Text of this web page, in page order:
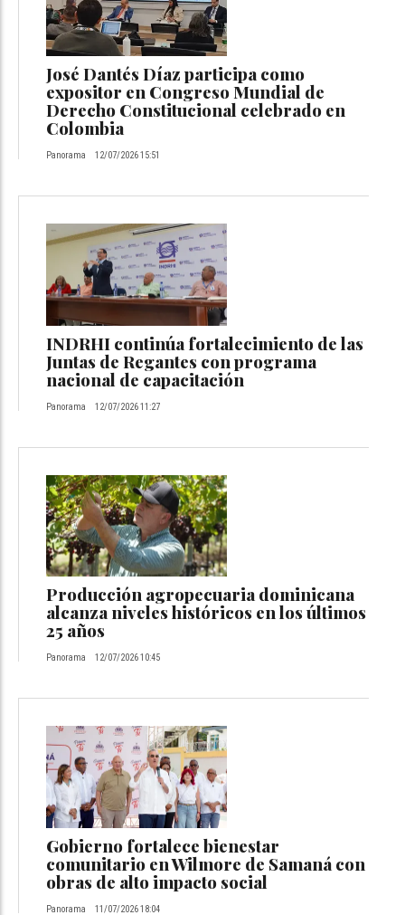
José Dantés Díaz participa como
expositor en Congreso Mundial de
Derecho Constitucional celebrado en
Colombia
Panorama 12/07/2026 15:51
INDRHI continúa fortalecimiento de las
Juntas de Regantes con programa
nacional de capacitación
Panorama 12/07/2026 11:27
Producción agropecuaria dominicana
alcanza niveles históricos en los últimos
25 años
Panorama 12/07/2026 10:45
Gobierno fortalece bienestar
comunitario en Wilmore de Samaná con
obras de alto impacto social
Panorama 11/07/2026 18:04